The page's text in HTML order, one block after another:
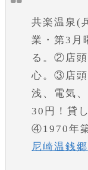
共楽温泉(
業・第3月
る。②店頭
心。③店頭
浅、電気
30円！貸
④1970年
尼崎温銭郷